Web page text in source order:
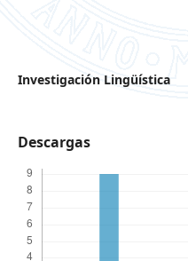
Investigación Lingüística
Descargas